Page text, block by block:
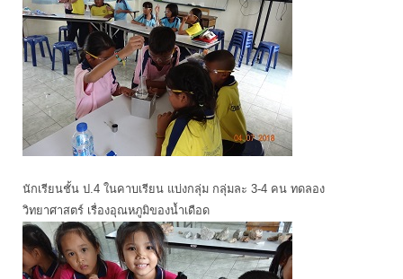
นักเรียนชั้น ป.4 ในคาบเรียน แบ่งกลุ่ม กลุ่มละ 3-4 คน ทดลอง
วิทยาศาสตร์ เรื่องอุณหภูมิของน้ำเดือด